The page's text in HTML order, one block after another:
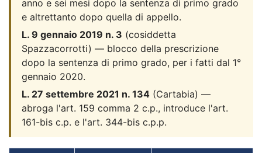
anno e sei mesi dopo la sentenza di primo grado
e altrettanto dopo quella di appello.
L. 9 gennaio 2019 n. 3 (cosiddetta
Spazzacorrotti) — blocco della prescrizione
dopo la sentenza di primo grado, per i fatti dal 1°
gennaio 2020.
L. 27 settembre 2021 n. 134 (Cartabia) —
abroga l'art. 159 comma 2 c.p., introduce l'art.
161-bis c.p. e l'art. 344-bis c.p.p.